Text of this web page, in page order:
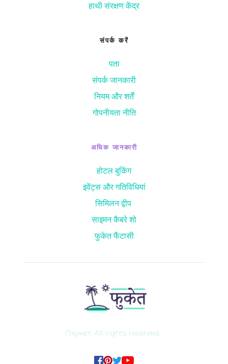
हाथी संरक्षण केंद्र
संपर्क करें
पता
संपर्क जानकारी
नियम और शर्तें
गोपनीयता नीति
अधिक जानकारी
होटल बुकिंग
इवेंट्स और गतिविधियां
सिमिलन द्वीप
साइमन कैबरे शो
फुकेत फैंटासी
Пхукет. All rights reserved.